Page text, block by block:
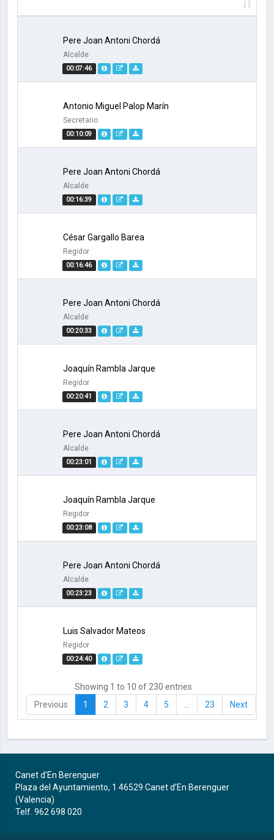
00:07:46
Pere Joan Antoni Chordá
Alcalde
00:10:09
Antonio Miguel Palop Marín
Secretario
00:16:39
Pere Joan Antoni Chordá
Alcalde
00:16:46
César Gargallo Barea
Regidor
00:20:33
Pere Joan Antoni Chordá
Alcalde
00:20:41
Joaquín Rambla Jarque
Regidor
00:23:01
Pere Joan Antoni Chordá
Alcalde
00:23:08
Joaquín Rambla Jarque
Regidor
00:23:23
Pere Joan Antoni Chordá
Alcalde
00:24:40
Luis Salvador Mateos
Regidor
Showing 1 to 10 of 230 entries
Previous
1 2 3 4 5 23 Next
Canet d’En Berenguer
Plaza del Ayuntamiento, 1 46529 Canet d’En Berenguer
(Valencia)
Telf. 962 698 020